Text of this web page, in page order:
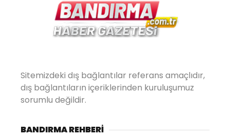
Sitemizdeki dış bağlantılar referans amaçlıdır,
dış bağlantıların içeriklerinden kuruluşumuz
sorumlu değildir.
BANDIRMA REHBERİ